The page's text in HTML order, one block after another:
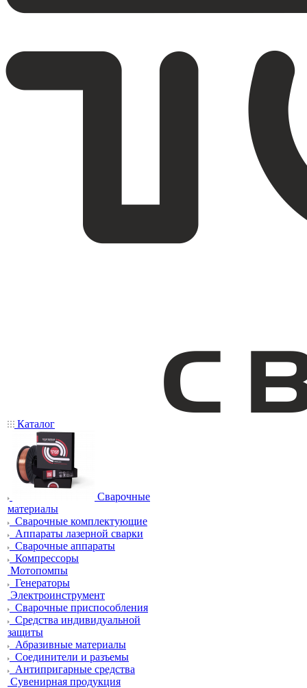
Каталог
Сварочные
материалы
Сварочные комплектующие
Аппараты лазерной сварки
Сварочные аппараты
Компрессоры
Мотопомпы
Генераторы
Электроинструмент
Сварочные приспособления
Средства индивидуальной
защиты
Абразивные материалы
Соединители и разъемы
Антипригарные средства
Сувенирная продукция